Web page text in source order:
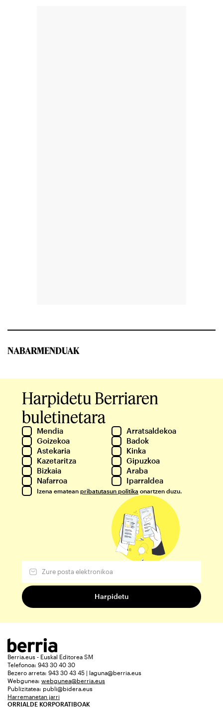
NABARMENDUAK
Harpidetu Berriaren
buletinetara
Mendia
Arratsaldekoa
Goizekoa
Badok
Astekaria
Kinka
Kazetaritza
Gipuzkoa
Bizkaia
Araba
Nafarroa
Iparraldea
Izena ematean pribatutasun politika onartzen duzu.
Berria.eus - Euskal Editorea SM
Telefonoa: 943 30 40 30
Bezero arreta: 943 30 43 45 | laguna@berria.eus
Webgunea: webgunea@berria.eus
Publizitatea: publi@bidera.eus
Harremanetan jarri
ORRIALDE KORPORATIBOAK